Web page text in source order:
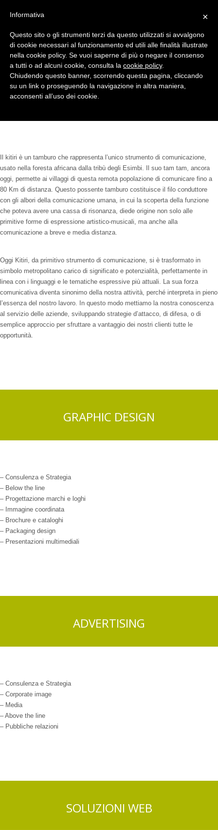
Creatori di idee
Il kitiri è un tamburo che rappresenta l’unico strumento di comunicazione,
usato nella foresta africana dalla tribù degli Esimbi. Il suo tam tam, ancora
oggi, permette ai villaggi di questa remota popolazione di comunicare fino a
80 Km di distanza. Questo possente tamburo costituisce il filo conduttore
con gli albori della comunicazione umana, in cui la scoperta della funzione
che poteva avere una cassa di risonanza, diede origine non solo alle
primitive forme di espressione artistico-musicali, ma anche alla
comunicazione a breve e media distanza.
Oggi Kitiri, da primitivo strumento di comunicazione, si è trasformato in
simbolo metropolitano carico di significato e potenzialità, perfettamente in
linea con i linguaggi e le tematiche espressive più attuali. La sua forza
comunicativa diventa sinonimo della nostra attività, perché interpreta in pieno
l’essenza del nostro lavoro. In questo modo mettiamo la nostra conoscenza
al servizio delle aziende, sviluppando strategie d’attacco, di difesa, o di
semplice approccio per sfruttare a vantaggio dei nostri clienti tutte le
opportunità.
GRAPHIC DESIGN
– Consulenza e Strategia
– Below the line
– Progettazione marchi e loghi
– Immagine coordinata
– Brochure e cataloghi
– Packaging design
– Presentazioni multimediali
ADVERTISING
– Consulenza e Strategia
– Corporate image
– Media
– Above the line
– Pubbliche relazioni
SOLUZIONI WEB
×
Informativa
Questo sito o gli strumenti terzi da questo utilizzati si avvalgono
di cookie necessari al funzionamento ed utili alle finalità illustrate
nella cookie policy. Se vuoi saperne di più o negare il consenso
a tutti o ad alcuni cookie, consulta la cookie policy.
Chiudendo questo banner, scorrendo questa pagina, cliccando
su un link o proseguendo la navigazione in altra maniera,
acconsenti all’uso dei cookie.